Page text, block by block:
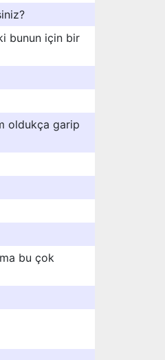
bunun için bir
oldukça garip
bu çok